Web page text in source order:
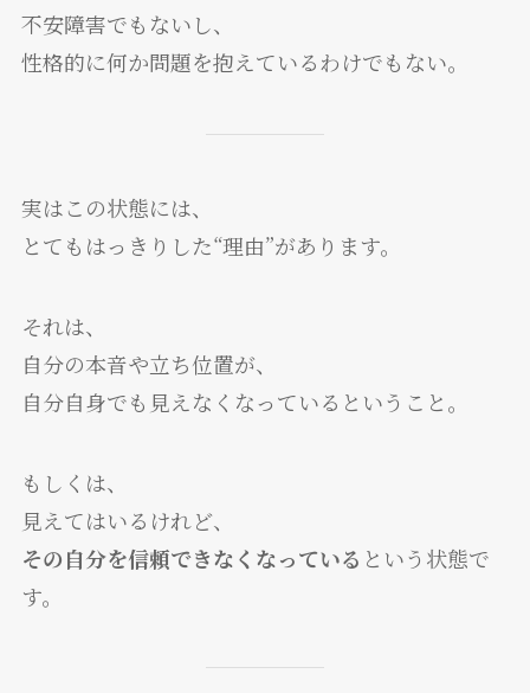
不安障害でもないし、
性格的に何か問題を抱えているわけでもない。
実はこの状態には、
とてもはっきりした“理由”があります。
それは、
自分の本音や立ち位置が、
自分自身でも見えなくなっているということ。
もしくは、
見えてはいるけれど、
その自分を信頼できなくなっている という状態で
す。